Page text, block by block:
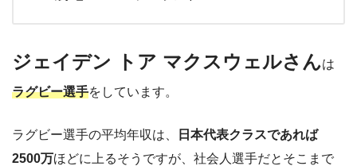
ジェイデン トア マクスウェルさんは
ラグビー選手をしています。
ラグビー選手の平均年収は、
日本代表クラスであれば
2500万ほどに上るそうですが、社会人選手だとそこまで